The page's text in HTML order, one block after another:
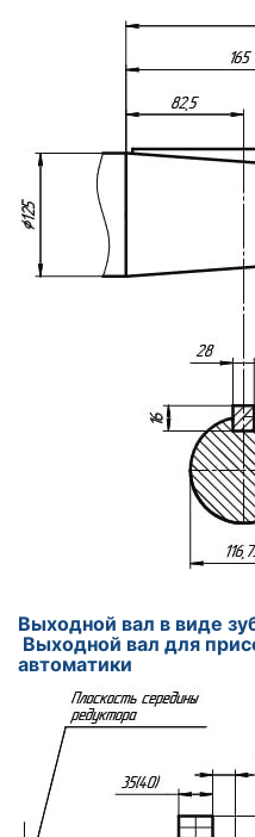
Выходной вал в виде
Выходной вал для
автоматики